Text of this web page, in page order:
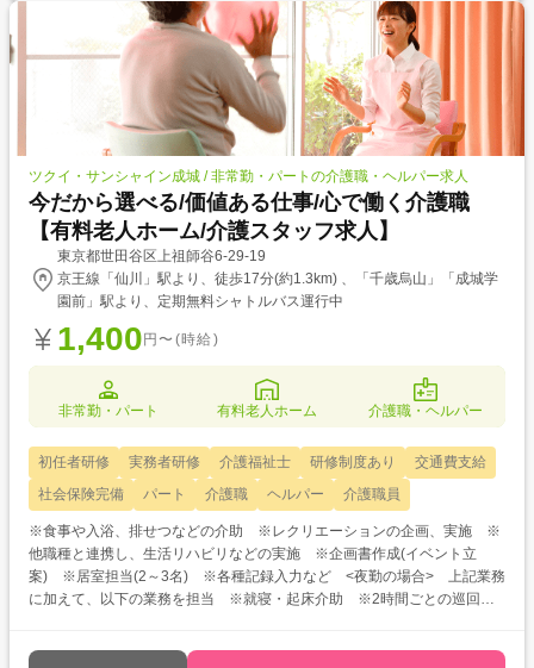
ツクイ・サンシャイン成城 / 非常勤・パートの介護職・ヘルパー求人
今だから選べる/価値ある仕事/心で働く介護職
【有料老人ホーム/介護スタッフ求人】
東京都世田谷区上祖師谷6-29-19
京王線「仙川」駅より、徒歩17分(約1.3km) 、「千歳烏山」「成城学
園前」駅より、定期無料シャトルバス運行中
1,400 円〜(時給)
非常勤・パート 有料老人ホーム 介護職・ヘルパー
初任者研修 実務者研修 介護福祉士 研修制度あり
交通費支給
社会保険完備
パート 介護職 ヘルパー 介護職員
※食事や入浴、排せつなどの介助 ※レクリエーションの企画、実施 ※
他職種と連携し、生活リハビリなどの実施 ※企画書作成(イベント立
案) ※居室担当(2～3名) ※各種記録入力など <夜勤の場合> 上記業務
に加えて、以下の業務を担当 ※就寝・起床介助 ※2時間ごとの巡回